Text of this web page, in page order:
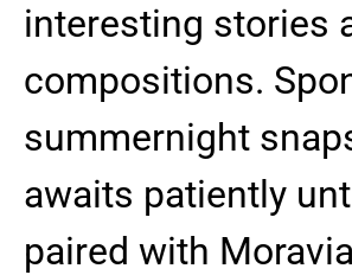
interesting stories
compositions.
summernight
awaits patiently
paired with